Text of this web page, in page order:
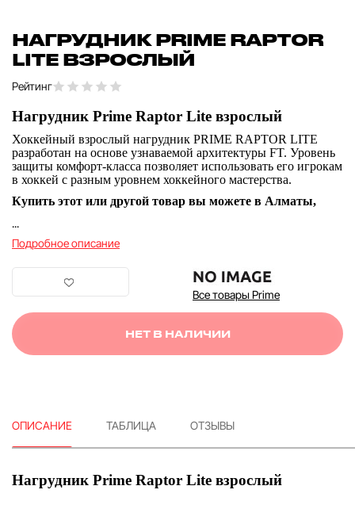
НАГРУДНИК PRIME RAPTOR
LITE ВЗРОСЛЫЙ
Рейтинг
Нагрудник Prime Raptor Lite взрослый
Хоккейный взрослый нагрудник PRIME RAPTOR LITE
разработан на основе узнаваемой архитектуры FT. Уровень
защиты комфорт-класса позволяет использовать его игрокам
в хоккей с разным уровнем хоккейного мастерства.
Купить этот или другой товар вы можете в Алматы,
...
Подробное описание
Все товары Prime
НЕТ В НАЛИЧИИ
ОПИСАНИЕ ТАБЛИЦА ОТЗЫВЫ
Нагрудник Prime Raptor Lite взрослый